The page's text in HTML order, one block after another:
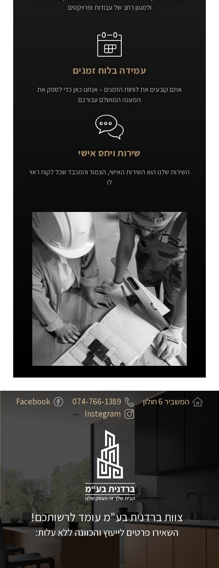
ולמגוון רחב של עבודות ופרויקטים
עמידה בלוח זמנים
אתם קובעים את לוחות הזמנים – אנחנו כאן כדי לספק את
המענה המושלם עבורכם
שירות ויחס אישי
השירות שלנו הוא השירות האישי, הצמוד והמכבד שכל לקוח ראוי
לו
המשביר 6 חולון 074-766-1389
Facebook
Instegram
צוות ברדנית בע"מ עומד לרשותכם!
השאירו פרטים לייעוץ והכוונה ללא עלות: